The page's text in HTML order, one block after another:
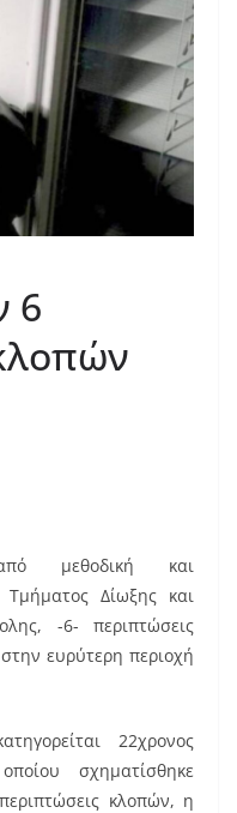
6
μεθοδική και
Δίωξης και
-6- περιπτώσεις
ευρύτερη περιοχή
22χρονος
σχηματίσθηκε
κλοπών, η